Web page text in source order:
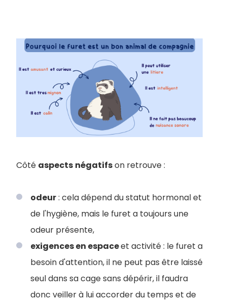
Côté aspects négatifson retrouve :
odeur: cela dépend du statut hormonal et
de l'hygiène, mais le furet a toujours une
odeur présente,
exigences en espaceet activité : le furet a
besoin d'attention, il ne peut pas être laissé
seul dans sa cage sans dépérir, il faudra
donc veiller à lui accorder du temps et de